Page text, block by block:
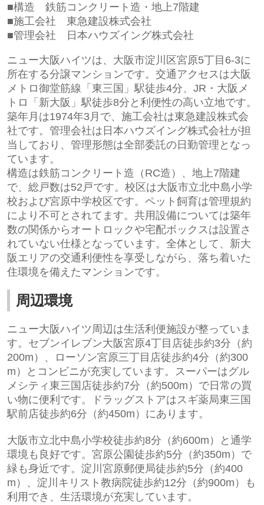
■構造 鉄筋コンクリート造・地上7階建
■施工会社 東急建設株式会社
■管理会社 日本ハウズイング株式会社
ニュー大阪ハイツは、大阪市淀川区宮原5丁目6-3に
所在する分譲マンションです。交通アクセスは大阪
メトロ御堂筋線「東三国」駅徒歩4分、JR・大阪メ
トロ「新大阪」駅徒歩8分と利便性の高い立地です。
築年月は1974年3月で、施工会社は東急建設株式会
社です。管理会社は 日本ハウズイング株式会社が担
当しており、管理形態は全部委託の日勤管理となっ
ています。
構造は鉄筋コンクリート造（RC造）、地上7階建
で、総戸数は52戸です。校区は大阪市立北中島小学
校および宮原中学校区です。ペット飼育は管理規約
により不可とされてます。共用設備については築年
数の関係からオートロックや宅配ボックスは設置さ
れていない仕様となっています。 全体として、新大
阪エリアの交通利便性を享受しながら、落ち着いた
住環境を備えたマンションです。
周辺環境
ニュー大阪ハイツ周辺は生活利便施設が整っていま
す。セブンイレブン大阪宮原4丁目店徒歩約3分（約
200m）、ローソン宮原三丁目店徒歩約4分（約300
m）とコンビニが充実しています。スーパーはグル
メシティ東三国店徒歩約7分（約500m）で日常の買
い物に便利です。ドラッグストアはスギ薬局東三国
駅前店徒歩約6分（約450m）にあります。
大阪市立北中島小学校徒歩約8分（約600m）と通学
環境も良好です。宮原公園徒歩約5分（約350m）で
緑も身近です。淀川宮原郵便局徒歩約5分（約400
m）、淀川キリスト教病院徒歩約12分（約900m）も
利用でき、生活環境が充実しています。